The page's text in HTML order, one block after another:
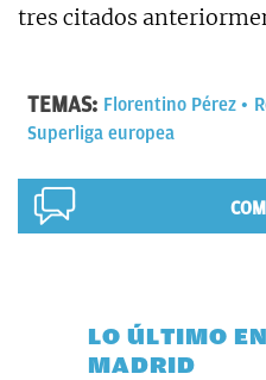
tres citados
TEMAS: Florentino Pérez
Superliga europea
LO ÚLTIMO
MADRID